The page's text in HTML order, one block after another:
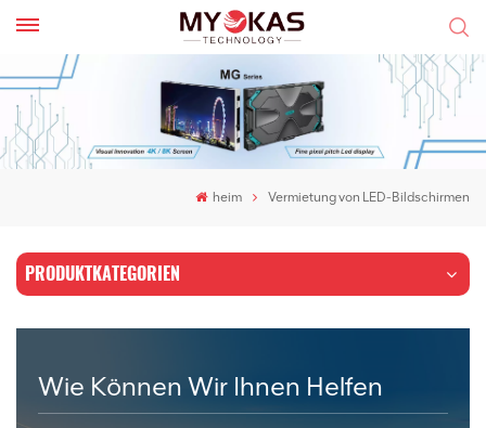
heim Vermietung von LED-Bildschirmen
PRODUKTKATEGORIEN
Wie Können Wir Ihnen Helfen